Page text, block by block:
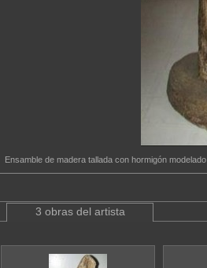
Ensamble de madera tallada con hormigón modelado
3 obras del artista